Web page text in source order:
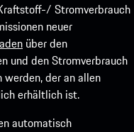
Stromverbrauch
neuer
über den
und den Stromverbrauch
werden, der an allen
erhältlich ist.
automatisch